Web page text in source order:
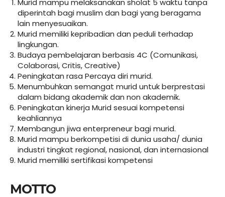
Murid mampu melaksanakan sholat 5 waktu tanpa
diperintah bagi muslim dan bagi yang beragama
lain menyesuaikan.
Murid memiliki kepribadian dan peduli terhadap
lingkungan.
Budaya pembelajaran berbasis 4C (Comunikasi,
Colaborasi, Critis, Creative)
Peningkatan rasa Percaya diri murid.
Menumbuhkan semangat murid untuk berprestasi
dalam bidang akademik dan non akademik.
Peningkatan kinerja Murid sesuai kompetensi
keahliannya
Membangun jiwa enterpreneur bagi murid.
Murid mampu berkompetisi di dunia usaha/ dunia
industri tingkat regional, nasional, dan internasional
Murid memiliki sertifikasi kompetensi
MOTTO